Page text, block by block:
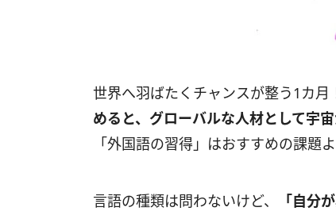
世界へ羽ばたくチャンスが整う1カ月
めると、グローバルな人材として宇
「外国語の習得」はおすすめの課題
言語の種類は問わないけど、 「自分